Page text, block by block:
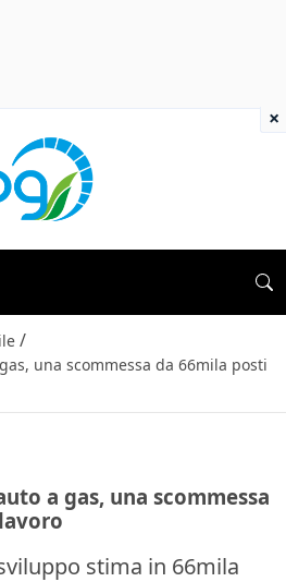
/
una scommessa da 66mila posti
a gas, una scommessa
stima in 66mila
×